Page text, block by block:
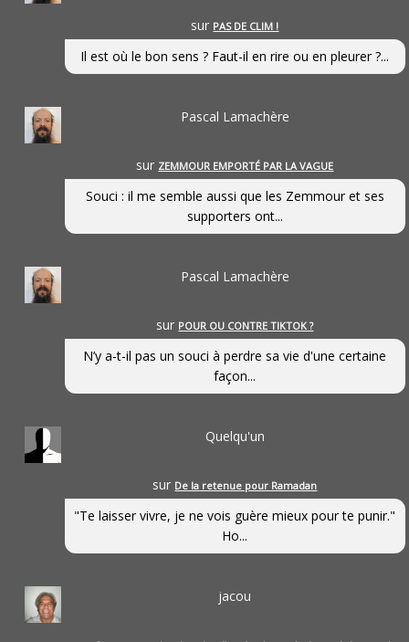
sur PAS DE CLIM !
Il est où le bon sens ? Faut-il en rire ou en pleurer ?...
Pascal Lamachère
sur ZEMMOUR EMPORTÉ PAR LA VAGUE
Souci : il me semble aussi que les Zemmour et ses
supporters ont...
Pascal Lamachère
sur POUR OU CONTRE TIKTOK ?
N’y a-t-il pas un souci à perdre sa vie d'une certaine
façon...
Quelqu'un
sur De la retenue pour Ramadan
"Te laisser vivre, je ne vois guère mieux pour te punir."
Ho...
jacou